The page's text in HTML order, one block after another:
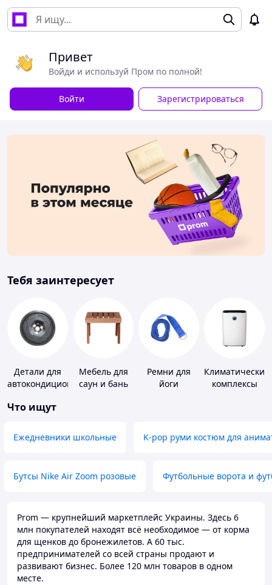
Привет
Войди и используй Пром по полной!
Войти Зарегистрироваться
Тебя заинтересует
Детали для
автокондиционеров
Мебель для
саун и бань
Ремни для
йоги
Климатические
комплексы
Что ищут
Ежедневники школьные K-pop руми костюм для
Бутсы Nike Air Zoom розовые Футбольные ворота и
Prom — крупнейший маркетплейс Украины. Здесь 6
млн покупателей находят всё необходимое — от корма
для щенков до бронежилетов. А 60 тыс.
предпринимателей со всей страны продают и
развивают бизнес. Более 120 млн товаров в одном
месте.